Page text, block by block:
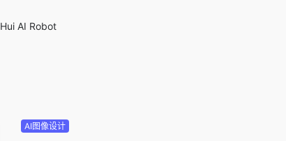
Hui AI Robot
AI图像设计